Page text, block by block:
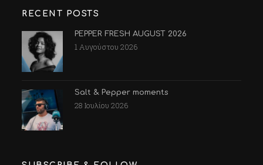
RECENT POSTS
PEPPER FRESH AUGUST 2026
1 Αυγούστου 2026
Salt & Pepper moments
28 Ιουλίου 2026